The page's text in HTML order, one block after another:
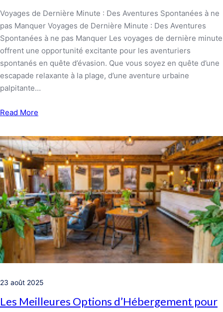
Voyages de Dernière Minute : Des Aventures Spontanées à ne
pas Manquer Voyages de Dernière Minute : Des Aventures
Spontanées à ne pas Manquer Les voyages de dernière minute
offrent une opportunité excitante pour les aventuriers
spontanés en quête d’évasion. Que vous soyez en quête d’une
escapade relaxante à la plage, d’une aventure urbaine
palpitante…
Read More
23 août 2025
Les Meilleures Options d’Hébergement pour